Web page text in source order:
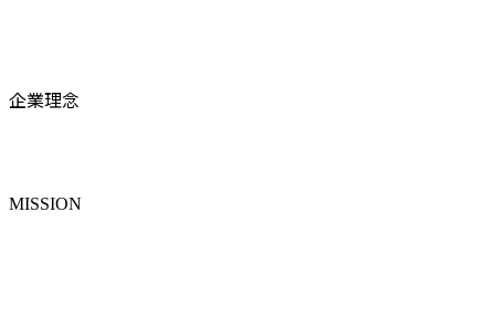
企業理念
MISSION